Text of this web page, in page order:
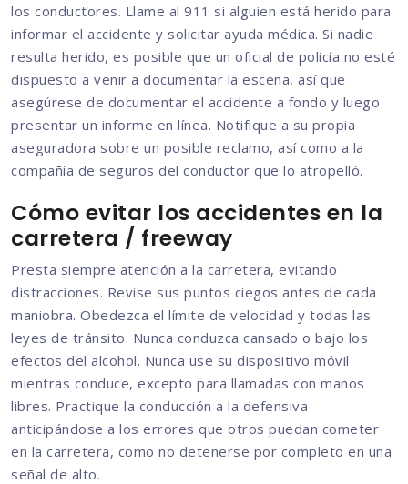
los conductores. Llame al 911 si alguien está herido para
informar el accidente y solicitar ayuda médica. Si nadie
resulta herido, es posible que un oficial de policía no esté
dispuesto a venir a documentar la escena, así que
asegúrese de documentar el accidente a fondo y luego
presentar un informe en línea. Notifique a su propia
aseguradora sobre un posible reclamo, así como a la
compañía de seguros del conductor que lo atropelló.
Cómo evitar los accidentes en la
carretera / freeway
Presta siempre atención a la carretera, evitando
distracciones. Revise sus puntos ciegos antes de cada
maniobra. Obedezca el límite de velocidad y todas las
leyes de tránsito. Nunca conduzca cansado o bajo los
efectos del alcohol. Nunca use su dispositivo móvil
mientras conduce, excepto para llamadas con manos
libres. Practique la conducción a la defensiva
anticipándose a los errores que otros puedan cometer
en la carretera, como no detenerse por completo en una
señal de alto.